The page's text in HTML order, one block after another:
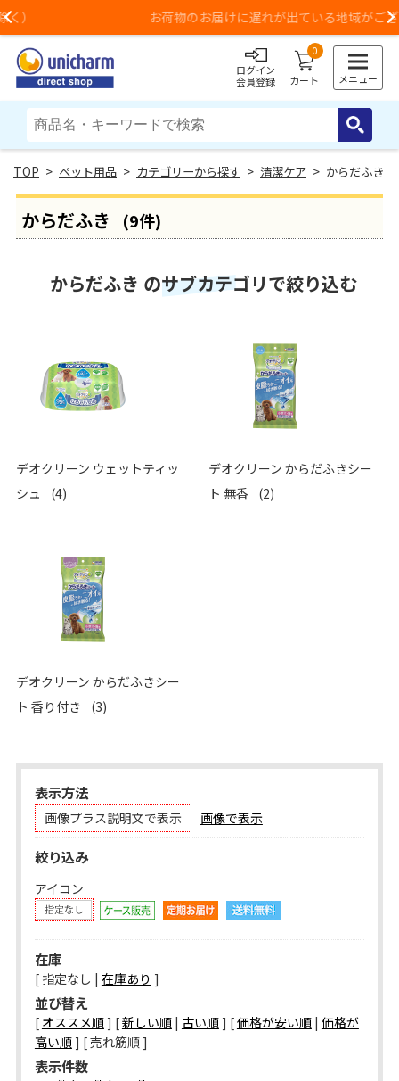
Previous お荷物のお届けに遅れが出ている地域がございます
ログイン
会員登録
0
カート メニュー
> ペット用品 > カテゴリーから探す > 清潔ケア > からだふき
からだふき (9件)
からだふき のサブカテゴリで絞り込む
デオクリーン ウェットティッ
シュ
(4)
デオクリーン からだふきシー
ト 無香
(2)
デオクリーン からだふきシー
ト 香り付き
(3)
表示方法
画像プラス説明文で表示 画像で表示
絞り込み
アイコン
在庫
[ 指定なし | 在庫あり ]
並び替え
[ オススメ順] [新しい順| 古い順] [価格が安い順| 価格が
高い順] [ 売れ筋順 ]
表示件数